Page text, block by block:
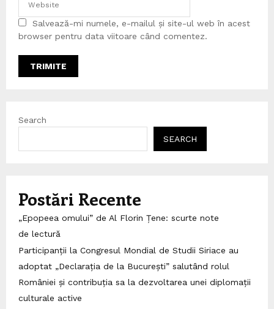
Salvează-mi numele, e-mailul și site-ul web în acest
browser pentru data viitoare când comentez.
Search
SEARCH
Postări Recente
„Epopeea omului” de Al Florin Țene: scurte note
de lectură
Participanții la Congresul Mondial de Studii Siriace au
adoptat „Declarația de la București” salutând rolul
României și contribuția sa la dezvoltarea unei diplomații
culturale active